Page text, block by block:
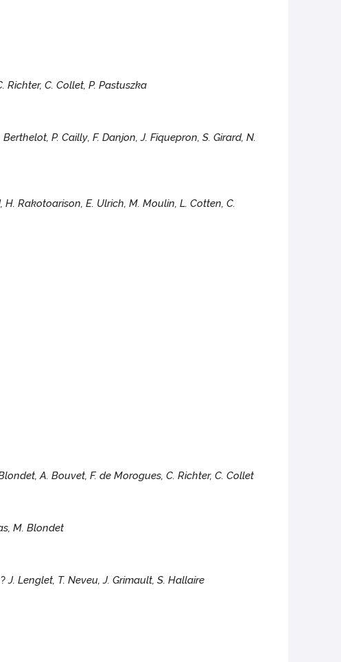
Richter, C. Collet, P. Pastuszka
P. Cailly, F. Danjon, J. Fiquepron, S. Girard, N.
H. Rakotoarison, E. Ulrich, M. Moulin, L. Cotten, C.
A. Bouvet, F. de Morogues, C. Richter, C. Collet
M. Blondet
?J. Lenglet, T. Neveu, J. Grimault, S. Hallaire